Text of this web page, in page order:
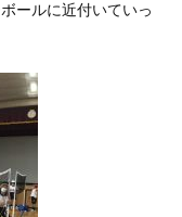
ールに近付いていっ